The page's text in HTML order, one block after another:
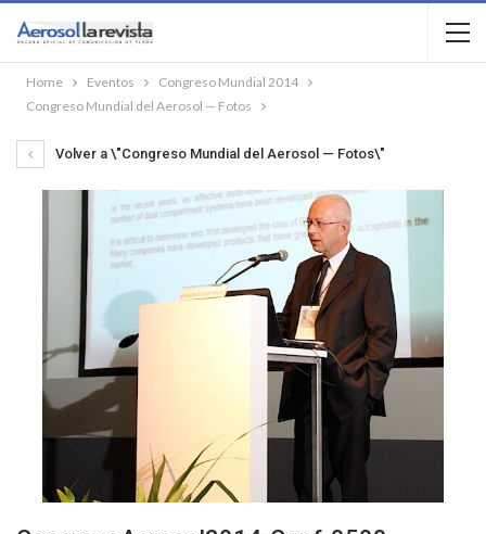
Home Eventos
Congreso Mundial 2014
Congreso Mundial del Aerosol — Fotos
Volver a \"Congreso Mundial del Aerosol — Fotos\"